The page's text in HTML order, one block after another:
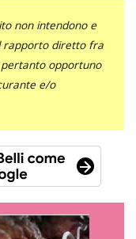
non intendono e
rapporto diretto fra
pertanto opportuno
e/o